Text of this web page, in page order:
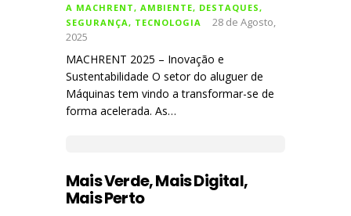
A MACHRENT, AMBIENTE, DESTAQUES,
SEGURANÇA, TECNOLOGIA
28 de Agosto,
2025
MACHRENT 2025 – Inovação e
Sustentabilidade O setor do aluguer de
Máquinas tem vindo a transformar-se de
forma acelerada. As…
Mais Verde, Mais Digital,
Mais Perto